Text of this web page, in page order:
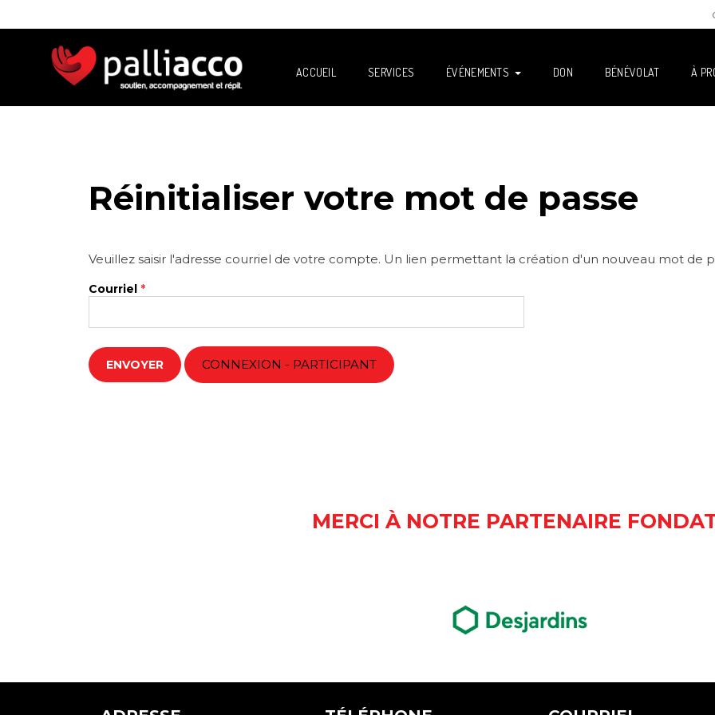
ACCUEIL SERVICES ÉVÉNEMENTS DON BÉNÉVOLAT À
Réinitialiser votre mot de passe
Veuillez saisir l'adresse courriel de votre compte. Un lien permettant la création d'un nouveau mot de
Courriel *
CONNEXION - PARTICIPANT
MERCI À NOTRE PARTENAIRE